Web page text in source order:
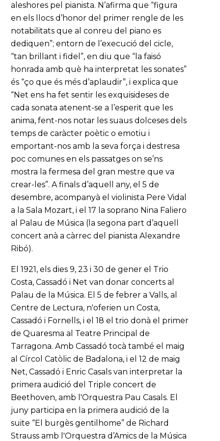
aleshores pel pianista. N’afirma que “figura
en els llocs d’honor del primer rengle de les
notabilitats que al conreu del piano es
dediquen”; entorn de l’execució del cicle,
“tan brillant i fidel”, en diu que “la faisó
honrada amb què ha interpretat les sonates”
és “ço que és més d’aplaudir”, i explica que
“Net ens ha fet sentir les exquisideses de
cada sonata atenent-se a l’esperit que les
anima, fent-nos notar les suaus dolceses dels
temps de caràcter poètic o emotiu i
emportant-nos amb la seva força i destresa
poc comunes en els passatges on se’ns
mostra la fermesa del gran mestre que va
crear-les”. A finals d’aquell any, el 5 de
desembre, acompanyà el violinista Pere Vidal
a la Sala Mozart, i el 17 la soprano Nina Faliero
al Palau de Música (la segona part d’aquell
concert anà a càrrec del pianista Alexandre
Ribó).
El 1921, els dies 9, 23 i 30 de gener el Trio
Costa, Cassadó i Net van donar concerts al
Palau de la Música. El 5 de febrer a Valls, al
Centre de Lectura, n'oferien un Costa,
Cassadó i Fornells, i el 18 el trio donà el primer
de Quaresma al Teatre Principal de
Tarragona. Amb Cassadó tocà també el maig
al Círcol Catòlic de Badalona, i el 12 de maig
Net, Cassadó i Enric Casals van interpretar la
primera audició del Triple concert de
Beethoven, amb l'Orquestra Pau Casals. El
juny participa en la primera audició de la
suite “El burgès gentilhome” de Richard
Strauss amb l'Orquestra d’Amics de la Música